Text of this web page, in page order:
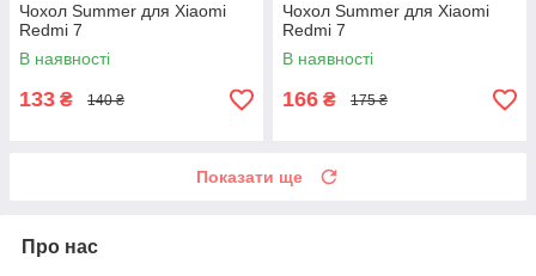
Чохол Summer для Xiaomi
Redmi 7
В наявності
133 ₴ 140 ₴
Чохол Summer для Xiaomi
Redmi 7
В наявності
166 ₴ 175 ₴
Показати ще
Про нас